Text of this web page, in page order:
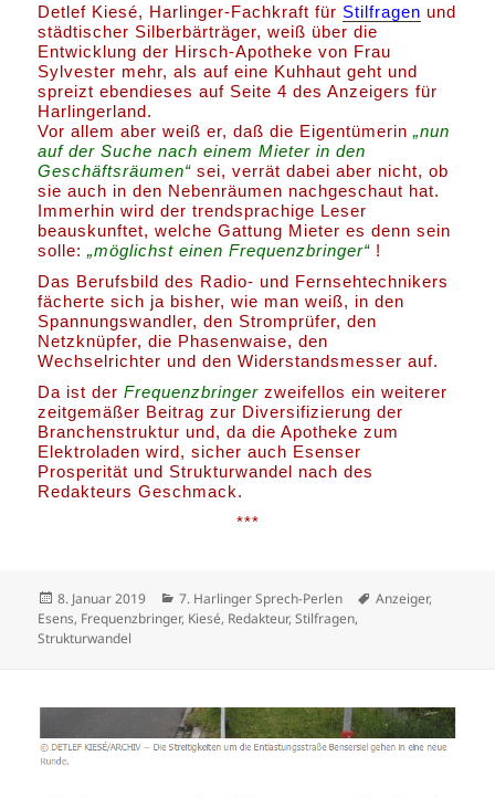
Detlef Kiesé, Harlinger-Fachkraft für Stilfragen und
städtischer Silberbärträger, weiß über die
Entwicklung der Hirsch-Apotheke von Frau
Sylvester mehr, als auf eine Kuhhaut geht und
spreizt ebendieses auf Seite 4 des Anzeigers für
Harlingerland.
Vor allem aber weiß er, daß die Eigentümerin„nun
auf der Suche nach einem Mieter in den
Geschäftsräumen“ sei, verrät dabei aber nicht, ob
sie auch in den Nebenräumen nachgeschaut hat.
Immerhin wird der trendsprachige Leser
beauskunftet, welche Gattung Mieter es denn sein
solle:„möglichst einen Frequenzbringer“ !
Das Berufsbild des Radio- und Fernsehtechnikers
fächerte sich ja bisher, wie man weiß, in den
Spannungswandler, den Stromprüfer, den
Netzknüpfer, die Phasenwaise, den
Wechselrichter und den Widerstandsmesser auf.
Da ist derFrequenzbringer zweifellos ein weiterer
zeitgemäßer Beitrag zur Diversifizierung der
Branchenstruktur und, da die Apotheke zum
Elektroladen wird, sicher auch Esenser
Prosperität und Strukturwandel nach des
Redakteurs Geschmack.
***
Veröffentlicht
am
8. Januar 2019 Kategorien
7. Harlinger Sprech-Perlen Schlagwörter
Anzeiger,
Esens, Frequenzbringer, Kiesé, Redakteur,Stilfragen,
Strukturwandel